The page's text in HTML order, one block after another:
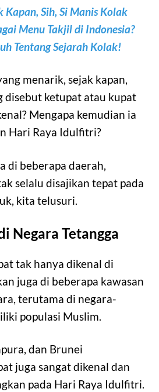
Kapan, Sih, Si Manis Kolak
Menu Takjil di Indonesia?
Tentang Sejarah Kolak!
menarik, sejak kapan,
disebut ketupat atau kupat
Mengapa kemudian ia
Hari Raya Idulfitri?
di beberapa daerah,
selalu disajikan tepat pada
kita telusuri.
Negara Tetangga
tak hanya dikenal di
juga di beberapa kawasan
terutama di negara-
populasi Muslim.
dan Brunei
juga sangat dikenal dan
pada Hari Raya Idulfitri.